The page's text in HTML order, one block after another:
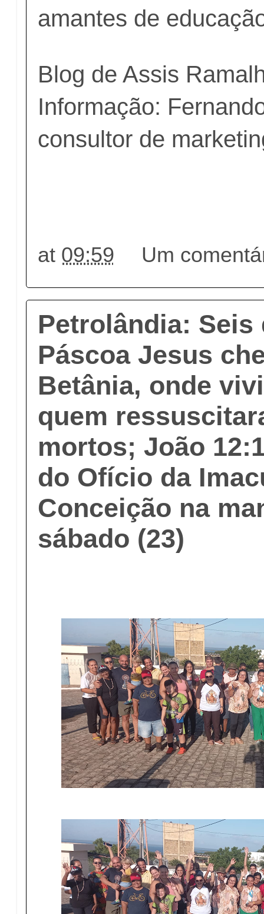
amantes de
Blog de Assis
Informação:
consultor de
at 09:59 Um
Petrolândia: Seis
Páscoa Jesus
Betânia, onde
quem
mortos; João
do Ofício da
Conceição na
sábado (23)